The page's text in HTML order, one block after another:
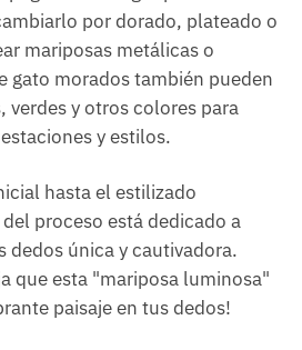
por dorado, plateado o
mariposas metálicas o
gato morados también pueden
verdes y otros colores para
y estilos.
hasta el estilizado
proceso está dedicado a
dedos única y cautivadora.
que esta "mariposa luminosa"
paisaje en tus dedos!